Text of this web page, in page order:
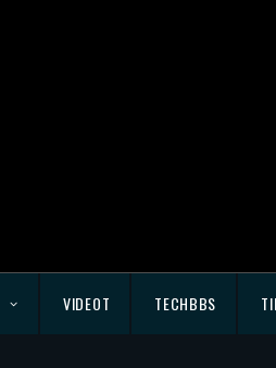
VIDEOT TECHBBS